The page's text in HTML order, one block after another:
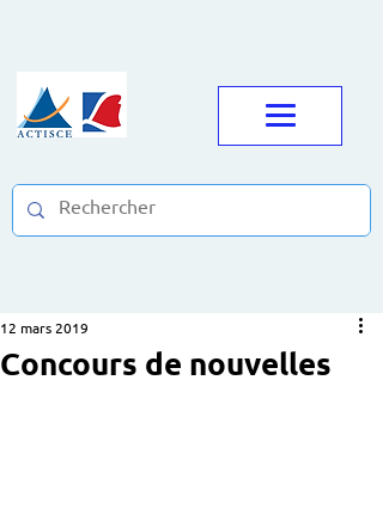
Concours de nouvelles
12 mars 2019